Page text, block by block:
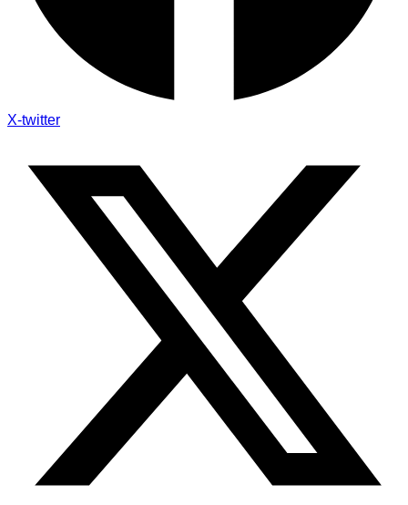
X-twitter